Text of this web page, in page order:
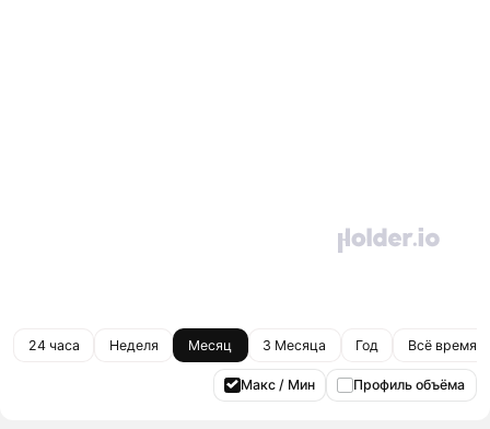
24 часа Неделя Месяц 3 Месяца Год Всё время
Макс / Мин Профиль объёма